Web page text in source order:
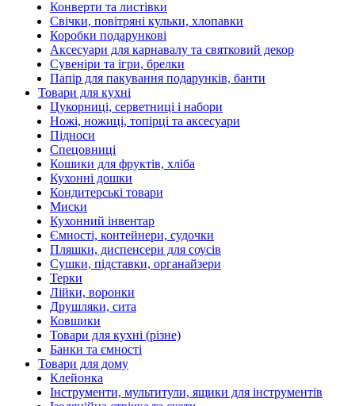
Конверти та листівки
Свічки, повітряні кульки, хлопавки
Коробки подарункові
Аксесуари для карнавалу та святковий декор
Сувеніри та ігри, брелки
Папір для пакування подарунків, банти
Товари для кухні
Цукорниці, серветниці і набори
Ножі, ножиці, топірці та аксесуари
Підноси
Спецовниці
Кошики для фруктів, хліба
Кухонні дошки
Кондитерські товари
Миски
Кухонний інвентар
Ємності, контейнери, судочки
Пляшки, диспенсери для соусів
Сушки, підставки, органайзери
Терки
Лійки, воронки
Друшляки, сита
Ковшики
Товари для кухні (різне)
Банки та ємності
Товари для дому
Клейонка
Інструменти, мультитули, ящики для інструментів